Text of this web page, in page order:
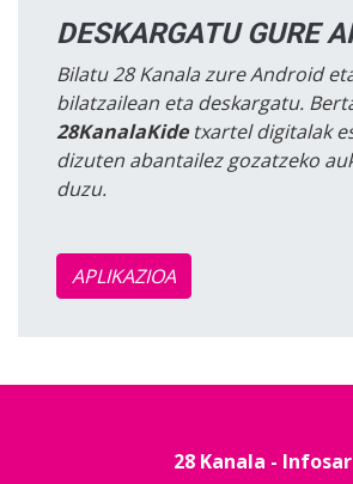
DESKARGATU GURE
Bilatu 28 Kanala zure Android
bilatzailean eta deskargatu.
28KanalaKidetxartel digitalak
dizuten abantailez gozatzeko
duzu.
APLIKAZIOA
28 Kanala -